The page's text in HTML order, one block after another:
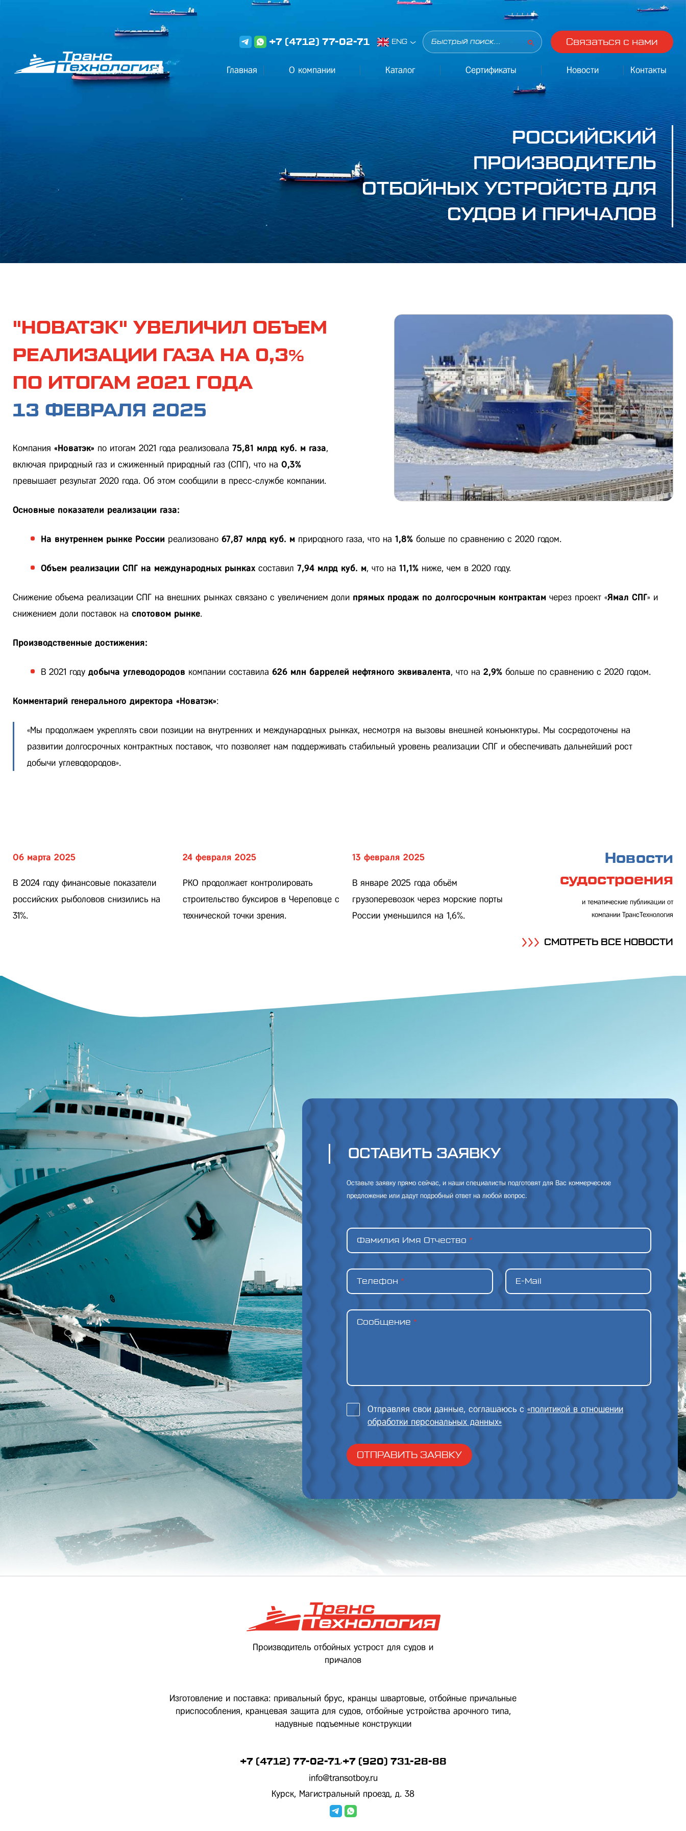
Связаться с нами
Главная О компании Каталог Сертификаты Новости Контакты
+7 (4712) 77-02-71 ENG
РОССИЙСКИЙ
ПРОИЗВОДИТЕЛЬ
ОТБОЙНЫХ УСТРОЙСТВ ДЛЯ
СУДОВ И ПРИЧАЛОВ
"НОВАТЭК" УВЕЛИЧИЛ ОБЪЕМ
РЕАЛИЗАЦИИ ГАЗА НА 0,3%
ПО ИТОГАМ 2021 ГОДА
13 ФЕВРАЛЯ 2025
Компания «Новатэк» по итогам 2021 года реализовала 75,81 млрд куб. м газа,
включая природный газ и сжиженный природный газ (СПГ), что на 0,3%
превышает результат 2020 года. Об этом сообщили в пресс-службе компании.
Основные показатели реализации газа:
На внутреннем рынке России реализовано 67,87 млрд куб. м природного газа, что на 1,8% больше по сравнению с 2020 годом.
Объем реализации СПГ на международных рынках составил 7,94 млрд куб. м, что на 11,1% ниже, чем в 2020 году.
Снижение объема реализации СПГ на внешних рынках связано с увеличением доли прямых продаж по долгосрочным контрактам через проект «Ямал СПГ» и
снижением доли поставок на спотовом рынке.
Производственные достижения:
В 2021 году добыча углеводородов компании составила 626 млн баррелей нефтяного эквивалента, что на 2,9% больше по сравнению с 2020 годом.
Комментарий генерального директора «Новатэк»:
«Мы продолжаем укреплять свои позиции на внутренних и международных рынках, несмотря на вызовы внешней конъюнктуры. Мы сосредоточены на
развитии долгосрочных контрактных поставок, что позволяет нам поддерживать стабильный уровень реализации СПГ и обеспечивать дальнейший рост
добычи углеводородов».
06 марта 2025
В 2024 году финансовые показатели
российских рыболовов снизились на
31%.
24 февраля 2025
РКО продолжает контролировать
строительство буксиров в Череповце с
технической точки зрения.
13 февраля 2025
В январе 2025 года объём
грузоперевозок через морские порты
России уменьшился на 1,6%.
Новости
судостроения
и тематические публикации от
компании ТрансТехнология
СМОТРЕТЬ ВСЕ НОВОСТИ
ОСТАВИТЬ ЗАЯВКУ
Оставьте заявку прямо сейчас, и наши специалисты подготовят для Вас коммерческое
предложение или дадут подробный ответ на любой вопрос.
Фамилия Имя Отчество *
Телефон * E-Mail
Сообщение *
Отправляя свои данные, соглашаюсь с«политикой в отношении
обработки персональных данных»
ОТПРАВИТЬ ЗАЯВКУ
Производитель отбойных устрост для судов и
причалов
Изготовление и поставка: привальный брус, кранцы швартовые, отбойные причальные
приспособления, кранцевая защита для судов, отбойные устройства арочного типа,
надувные подъемные конструкции
+7 (4712) 77-02-71,+7 (920) 731-28-88
info@transotboy.ru
Курск, Магистральный проезд, д. 38